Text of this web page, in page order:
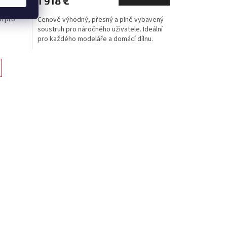
pro
Cenově výhodný, přesný a plně vybavený
soustruh pro náročného uživatele. Ideální
pro každého modeláře a domácí dílnu.